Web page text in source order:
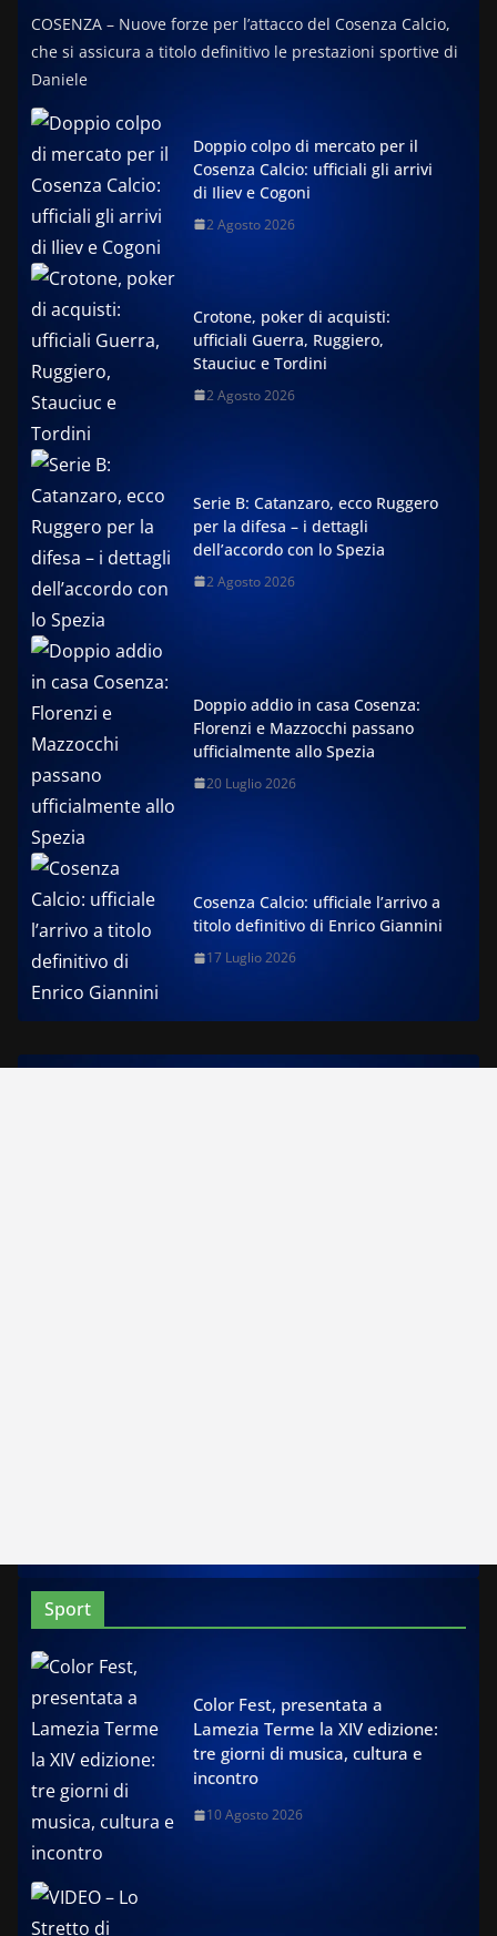
COSENZA – Nuove forze per l’attacco del Cosenza Calcio,
che si assicura a titolo definitivo le prestazioni sportive di
Daniele
Doppio colpo di mercato per il
Cosenza Calcio: ufficiali gli arrivi
di Iliev e Cogoni
2 Agosto 2026
Crotone, poker di acquisti:
ufficiali Guerra, Ruggiero,
Stauciuc e Tordini
2 Agosto 2026
Serie B: Catanzaro, ecco Ruggero
per la difesa – i dettagli
dell’accordo con lo Spezia
2 Agosto 2026
Doppio addio in casa Cosenza:
Florenzi e Mazzocchi passano
ufficialmente allo Spezia
20 Luglio 2026
Cosenza Calcio: ufficiale l’arrivo a
titolo definitivo di Enrico Giannini
17 Luglio 2026
Sport
Color Fest, presentata a
Lamezia Terme la XIV edizione:
tre giorni di musica, cultura e
incontro
10 Agosto 2026